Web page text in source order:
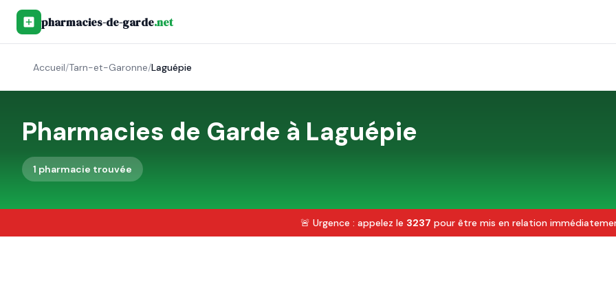
pharmacies-de-garde.net
Accueil/Tarn-et-Garonne/Laguépie
Pharmacies de Garde à Laguépie
1 pharmacie trouvée
🚨 Urgence : appelez le 3237 pour être mis en relation